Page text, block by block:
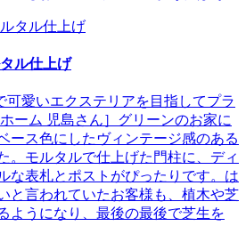
ル仕上げ
可愛いエクステリアを目指してプラ
ーム 児島さん］グリーンのお家に
ース色にしたヴィンテージ感のある
。モルタルで仕上げた門柱に、ディ
な表札とポストがぴったりです。は
と言われていたお客様も、植木や芝
ようになり、最後の最後で芝生を